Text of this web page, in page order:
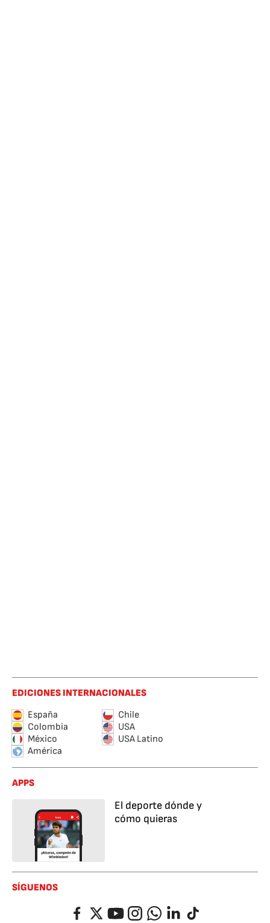
EDICIONES INTERNACIONALES
España
Chile
Colombia
USA
México
USA Latino
América
APPS
El deporte dónde y
cómo quieras
SÍGUENOS
FacebookTwitterYouTubeInstagramWhatsappLinkedIn
TikTok